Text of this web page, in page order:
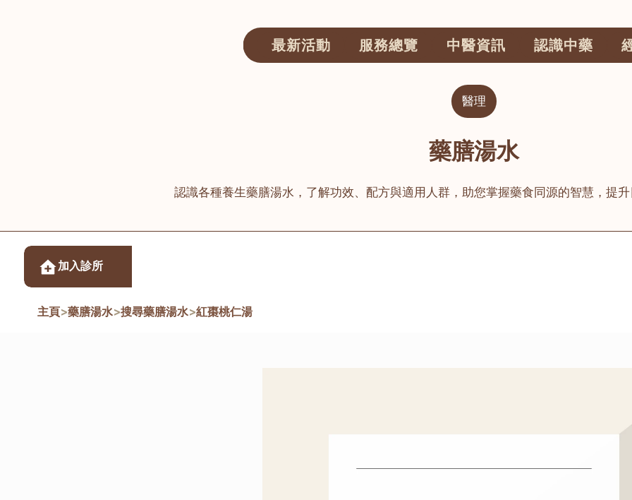
最新活動 服務總覽 中醫資訊 認識中藥
醫理
藥膳湯水
認識各種養生藥膳湯水，了解功效、配方與適用人群，助您掌握藥食同源的智慧，提升
加入診所
主頁>藥膳湯水>搜尋藥膳湯水>紅棗桃仁湯